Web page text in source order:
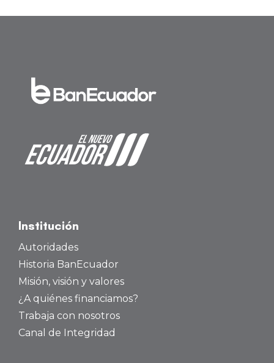
Institución
Autoridades
Historia BanEcuador
Misión, visión y valores
¿A quiénes financiamos?
Trabaja con nosotros
Canal de Integridad